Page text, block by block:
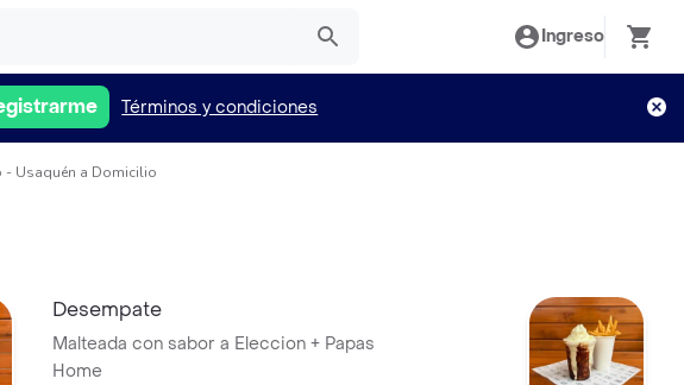
Ingreso
Términos y condiciones
- Usaquén a Domicilio
Desempate
Malteada con sabor a Eleccion + Papas
Home